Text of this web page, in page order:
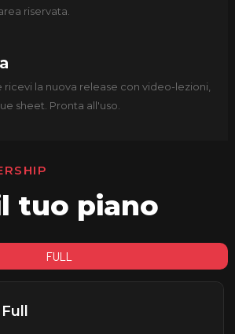
riservata.
ricevi la nuova release con video-lezioni,
sheet. Pronta all'uso.
tuo piano
FULL